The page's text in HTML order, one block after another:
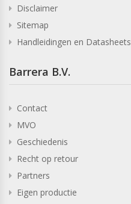
Disclaimer
Sitemap
Handleidingen en Datasheets
Barrera B.V.
Contact
MVO
Geschiedenis
Recht op retour
Partners
Eigen productie